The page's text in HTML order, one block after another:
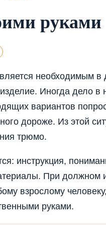
руками
необходимым в
Иногда дело в
вариантов
дороже. Из этой
трюмо.
инструкция,
При должном
взрослому
руками.